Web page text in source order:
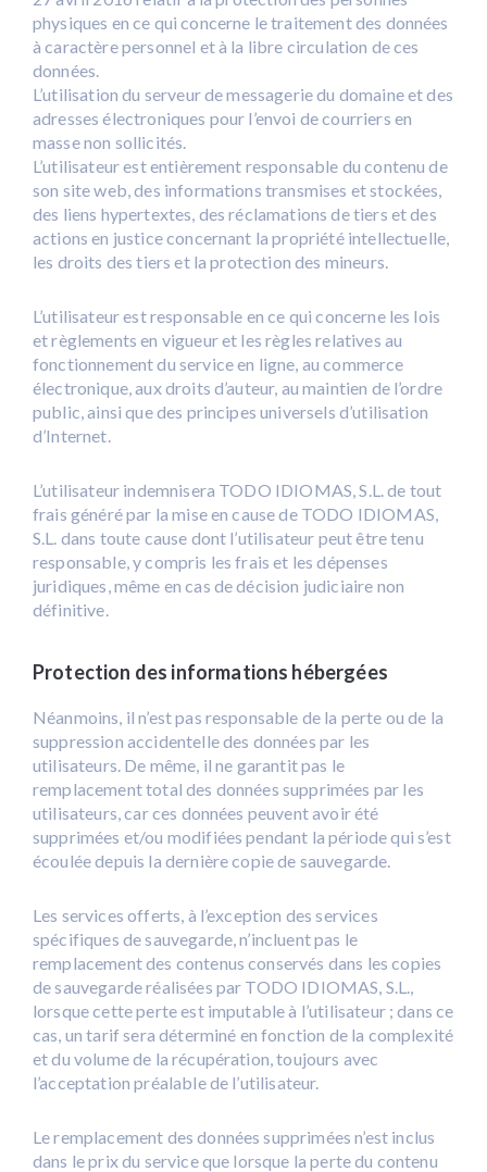
physiques en ce qui concerne le traitement des données
à caractère personnel et à la libre circulation de ces
données.
L’utilisation du serveur de messagerie du domaine et des
adresses électroniques pour l’envoi de courriers en
masse non sollicités.
L’utilisateur est entièrement responsable du contenu de
son site web, des informations transmises et stockées,
des liens hypertextes, des réclamations de tiers et des
actions en justice concernant la propriété intellectuelle,
les droits des tiers et la protection des mineurs.
L’utilisateur est responsable en ce qui concerne les lois
et règlements en vigueur et les règles relatives au
fonctionnement du service en ligne, au commerce
électronique, aux droits d’auteur, au maintien de l’ordre
public, ainsi que des principes universels d’utilisation
d’Internet.
L’utilisateur indemnisera TODO IDIOMAS, S.L. de tout
frais généré par la mise en cause de TODO IDIOMAS,
S.L. dans toute cause dont l’utilisateur peut être tenu
responsable, y compris les frais et les dépenses
juridiques, même en cas de décision judiciaire non
définitive.
Protection des informations hébergées
Néanmoins, il n’est pas responsable de la perte ou de la
suppression accidentelle des données par les
utilisateurs. De même, il ne garantit pas le
remplacement total des données supprimées par les
utilisateurs, car ces données peuvent avoir été
supprimées et/ou modifiées pendant la période qui s’est
écoulée depuis la dernière copie de sauvegarde.
Les services offerts, à l’exception des services
spécifiques de sauvegarde, n’incluent pas le
remplacement des contenus conservés dans les copies
de sauvegarde réalisées par TODO IDIOMAS, S.L.,
lorsque cette perte est imputable à l’utilisateur ; dans ce
cas, un tarif sera déterminé en fonction de la complexité
et du volume de la récupération, toujours avec
l’acceptation préalable de l’utilisateur.
Le remplacement des données supprimées n’est inclus
dans le prix du service que lorsque la perte du contenu